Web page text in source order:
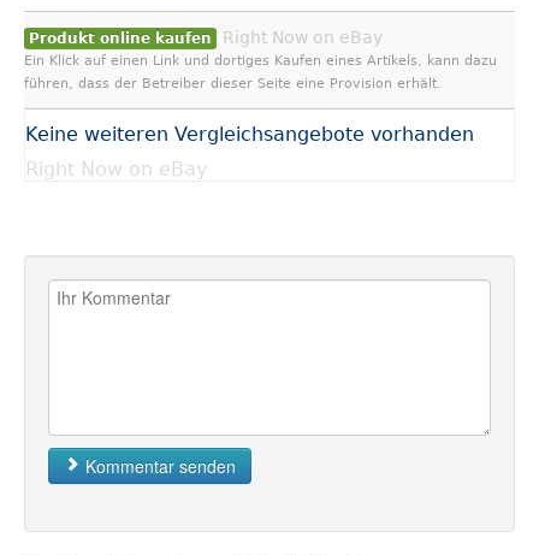
Produkt online kaufen Right Now on eBay
Ein Klick auf einen Link und dortiges Kaufen eines Artikels, kann dazu
führen, dass der Betreiber dieser Seite eine Provision erhält.
Keine weiteren Vergleichsangebote vorhanden
Right Now on eBay
Kommentar senden